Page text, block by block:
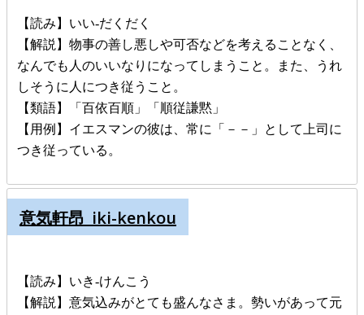
【読み】いい-だくだく
【解説】物事の善し悪しや可否などを考えることなく、
なんでも人のいいなりになってしまうこと。また、うれ
しそうに人につき従うこと。
【類語】「百依百順」「順従謙黙」
【用例】イエスマンの彼は、常に「－－」として上司に
つき従っている。
意気軒昂_iki-kenkou
【読み】いき-けんこう
【解説】意気込みがとても盛んなさま。勢いがあって元